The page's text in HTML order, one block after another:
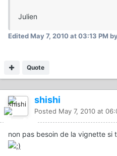
Julien
EditedMay 7, 2010 at 03:13 PM
Quote
shishi
Posted May 7, 2010 at
non pas besoin de la vignette si